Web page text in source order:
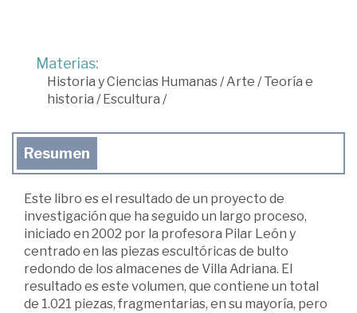
Materias:
Historia y Ciencias Humanas/Arte /Teoría e
historia / Escultura /
Resumen
Este libro es el resultado de un proyecto de
investigación que ha seguido un largo proceso,
iniciado en 2002 por la profesora Pilar León y
centrado en las piezas escultóricas de bulto
redondo de los almacenes de Villa Adriana. El
resultado es este volumen, que contiene un total
de 1.021 piezas, fragmentarias, en su mayoría, pero